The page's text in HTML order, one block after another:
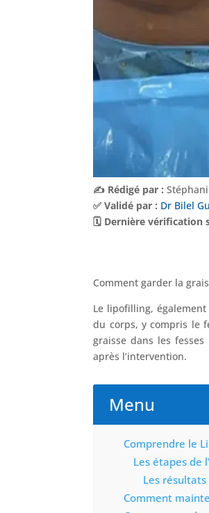
✍️ Rédigé par :
✅ Validé par : Dr Bilel
🗓️ Dernière vérification
Comment garder la
Le lipofilling,
du corps, y compris le
graisse dans les
après l’intervention.
Menu
Comprendre le
Les étapes de
Les
Comment